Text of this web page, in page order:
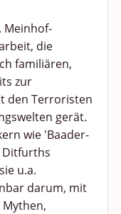
Meinhof-
die
familiären,
zur
den Terroristen
gerät.
wie 'Baader-
Ditfurths
u.a.
darum, mit